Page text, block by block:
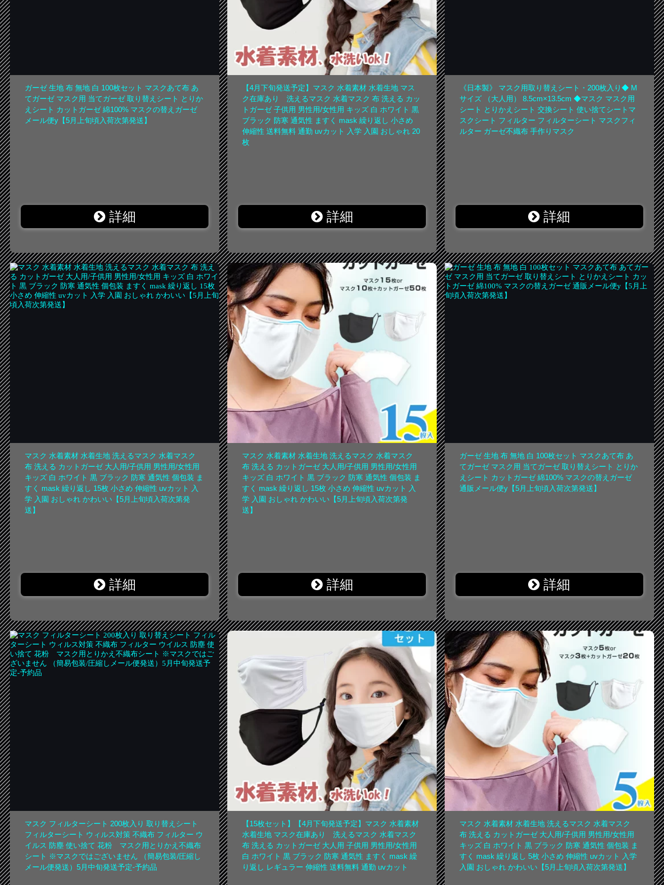
ガーゼ 生地 布 無地 白 100枚セット マスクあて布 あ
てガーゼ マスク用 当てガーゼ 取り替えシート とりか
えシート カットガーゼ 綿100% マスクの替えガーゼ
メール便y【5月上旬頃入荷次第発送】
詳細
【4月下旬発送予定】マスク 水着素材 水着生地 マス
ク在庫あり 洗えるマスク 水着マスク 布 洗える カッ
トガーゼ 子供用 男性用/女性用 キッズ 白 ホワイト 黒
ブラック 防寒 通気性 ますく mask 繰り返し 小さめ
伸縮性 送料無料 通勤 uvカット 入学 入園 おしゃれ 20
枚
詳細
《日本製》 マスク用取り替えシート・200枚入り◆ M
サイズ （大人用） 8.5cm×13.5cm ◆マスク マスク用
シート とりかえシート 交換シート 使い捨てシートマ
スクシート フィルター フィルターシート マスクフィ
ルター ガーゼ不織布 手作りマスク
詳細
マスク 水着素材 水着生地 洗えるマスク 水着マスク
布 洗える カットガーゼ 大人用/子供用 男性用/女性用
キッズ 白 ホワイト 黒 ブラック 防寒 通気性 個包装 ま
すく mask 繰り返し 15枚 小さめ 伸縮性 uvカット 入
学 入園 おしゃれ かわいい【5月上旬頃入荷次第発
送】
詳細
マスク 水着素材 水着生地 洗えるマスク 水着マスク
布 洗える カットガーゼ 大人用/子供用 男性用/女性用
キッズ 白 ホワイト 黒 ブラック 防寒 通気性 個包装 ま
すく mask 繰り返し 15枚 小さめ 伸縮性 uvカット 入
学 入園 おしゃれ かわいい【5月上旬頃入荷次第発
送】
詳細
ガーゼ 生地 布 無地 白 100枚セット マスクあて布 あ
てガーゼ マスク用 当てガーゼ 取り替えシート とりか
えシート カットガーゼ 綿100% マスクの替えガーゼ
通販メール便y【5月上旬頃入荷次第発送】
詳細
マスク フィルターシート 200枚入り 取り替えシート
フィルターシート ウィルス対策 不織布 フィルター ウ
イルス 防塵 使い捨て 花粉 マスク用とりかえ不織布
シート ※マスクではございません （簡易包装/圧縮し
メール便発送）5月中旬発送予定-予約品
【15枚セット】【4月下旬発送予定】マスク 水着素材
水着生地 マスク在庫あり 洗えるマスク 水着マスク
布 洗える カットガーゼ 大人用 子供用 男性用/女性用
白 ホワイト 黒 ブラック 防寒 通気性 ますく mask 繰
り返し レギュラー 伸縮性 送料無料 通勤 uvカット
マスク 水着素材 水着生地 洗えるマスク 水着マスク
布 洗える カットガーゼ 大人用/子供用 男性用/女性用
キッズ 白 ホワイト 黒 ブラック 防寒 通気性 個包装 ま
すく mask 繰り返し 5枚 小さめ 伸縮性 uvカット 入学
入園 おしゃれ かわいい【5月上旬頃入荷次第発送】